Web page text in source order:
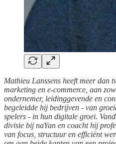
Mathieu Lanssens heeft meer
marketing en e-commerce, aan
ondernemer, leidinggevende en
begeleidde hij bedrijven - van
spelers - in hun digitale groei.
divisie bij naYan en coacht hij
van focus, structuur en efficiënt